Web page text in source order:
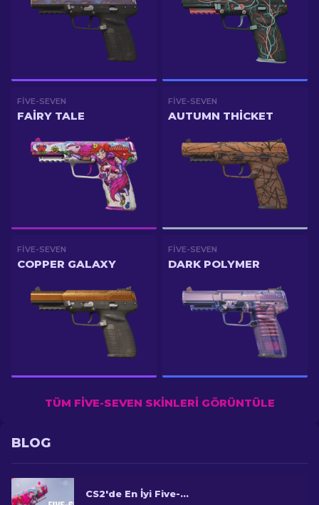
FIVE-SEVEN
FAIRY TALE
FIVE-SEVEN
AUTUMN THICKET
FIVE-SEVEN
COPPER GALAXY
FIVE-SEVEN
DARK POLYMER
TÜM FIVE-SEVEN SKINLERI GÖRÜNTÜLE
BLOG
CS2'de En İyi Five-Seven Skinleri [2026]